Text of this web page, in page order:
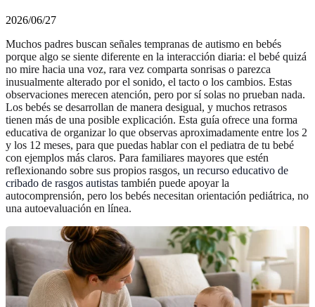
2026/06/27
Muchos padres buscan señales tempranas de autismo en bebés
porque algo se siente diferente en la interacción diaria: el bebé quizá
no mire hacia una voz, rara vez comparta sonrisas o parezca
inusualmente alterado por el sonido, el tacto o los cambios. Estas
observaciones merecen atención, pero por sí solas no prueban nada.
Los bebés se desarrollan de manera desigual, y muchos retrasos
tienen más de una posible explicación. Esta guía ofrece una forma
educativa de organizar lo que observas aproximadamente entre los 2
y los 12 meses, para que puedas hablar con el pediatra de tu bebé
con ejemplos más claros. Para familiares mayores que estén
reflexionando sobre sus propios rasgos, un recurso educativo de
cribado de rasgos autistas también puede apoyar la
autocomprensión, pero los bebés necesitan orientación pediátrica, no
una autoevaluación en línea.